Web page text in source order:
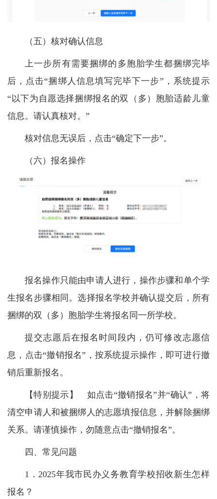
（五）核对确认信息
上一步所有需要捆绑的多胞胎学生都捆绑完毕
后，点击“捆绑人信息填写完毕下一步”，系统提示
“以下为自愿选择捆绑报名的双（多）胞胎适龄儿童
信息。请认真核对。”
核对信息无误后，点击“确定下一步”。
（六）报名操作
报名操作只能由申请人进行，操作步骤和单个学
生报名步骤相同。选择报名学校并确认提交后，所有
捆绑的双（多）胞胎学生将报名同一所学校。
提交志愿后在报名时间段内，仍可修改志愿信
息，点击“撤销报名”，按系统提示操作，即可进行撤
销后重新报名。
【特别提示】 如点击“撤销报名”并“确认”，将
清空申请人和被捆绑人的志愿填报信息，并解除捆绑
关系。请谨慎操作，勿随意点击“撤销报名”。
四、常见问题
1．2025年我市民办义务教育学校招收新生怎样
报名？